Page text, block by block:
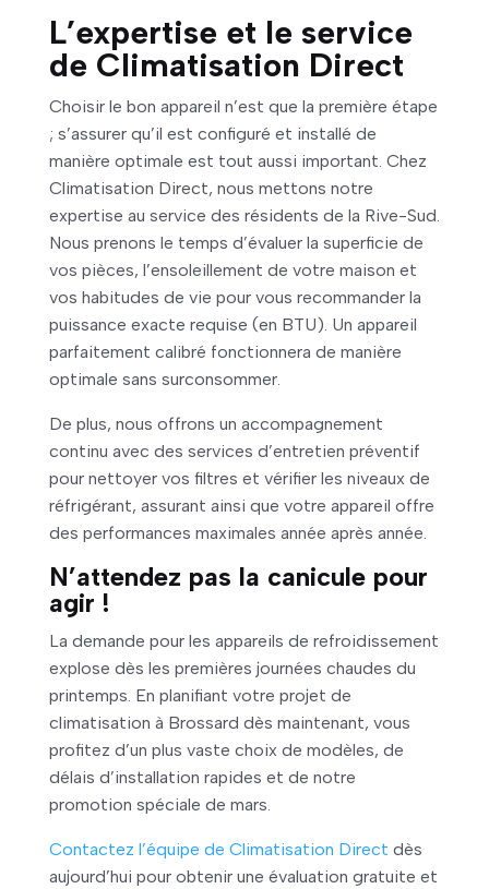
L’expertise et le service
de Climatisation Direct
Choisir le bon appareil n’est que la première étape
; s’assurer qu’il est configuré et installé de
manière optimale est tout aussi important. Chez
Climatisation Direct, nous mettons notre
expertise au service des résidents de la Rive-Sud.
Nous prenons le temps d’évaluer la superficie de
vos pièces, l’ensoleillement de votre maison et
vos habitudes de vie pour vous recommander la
puissance exacte requise (en BTU). Un appareil
parfaitement calibré fonctionnera de manière
optimale sans surconsommer.
De plus, nous offrons un accompagnement
continu avec des services d’entretien préventif
pour nettoyer vos filtres et vérifier les niveaux de
réfrigérant, assurant ainsi que votre appareil offre
des performances maximales année après année.
N’attendez pas la canicule pour
agir !
La demande pour les appareils de refroidissement
explose dès les premières journées chaudes du
printemps. En planifiant votre projet de
climatisation à Brossard dès maintenant, vous
profitez d’un plus vaste choix de modèles, de
délais d’installation rapides et de notre
promotion spéciale de mars.
Contactez l’équipe de Climatisation Direct dès
aujourd’hui pour obtenir une évaluation gratuite et